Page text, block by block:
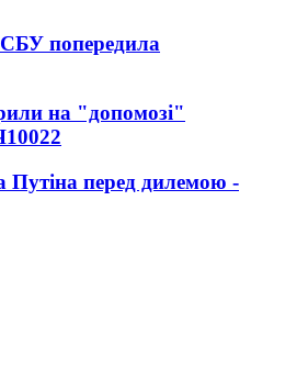
попередила
на "допомозі"
10022
Путіна перед дилемою -